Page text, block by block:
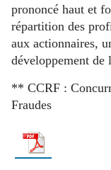
prononcé haut et
répartition des
aux actionnaires,
développement de
** CCRF :
Fraudes